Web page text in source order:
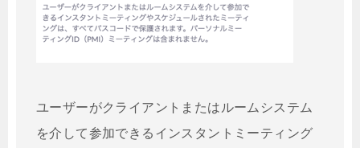
ユーザーがクライアントまたはルームシステム
を介して参加できるインスタントミーティング